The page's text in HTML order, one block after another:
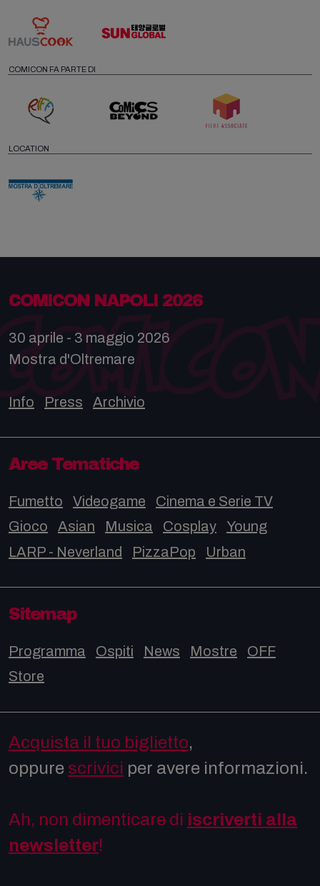
COMICON FA PARTE DI
LOCATION
COMICON NAPOLI 2026
30 aprile - 3 maggio 2026
Mostra d'Oltremare
Info Press Archivio
Aree Tematiche
Fumetto Videogame
Cinema e Serie TV
Gioco
Asian Musica Cosplay
Young
LARP - Neverland
PizzaPop Urban
Sitemap
Programma Ospiti News Mostre
OFF
Store
Acquista il tuo biglietto,
oppure scrivici per avere informazioni.
Ah, non dimenticare di iscriverti alla
newsletter!